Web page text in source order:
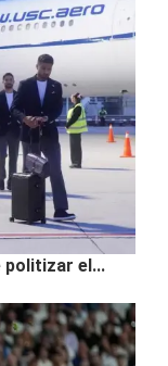
politizar el...